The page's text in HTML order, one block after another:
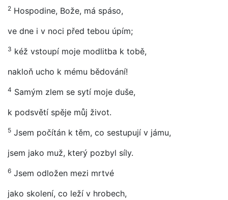
2 Hospodine, Bože, má spáso,
ve dne i v noci před tebou úpím;
3 kéž vstoupí moje modlitba k tobě,
nakloň ucho k mému bědování!
4 Samým zlem se sytí moje duše,
k podsvětí spěje můj život.
5 Jsem počítán k těm, co sestupují v jámu,
jsem jako muž, který pozbyl síly.
6 Jsem odložen mezi mrtvé
jako skolení, co leží v hrobech,